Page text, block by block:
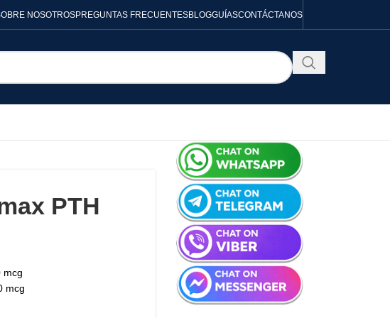
NOSOTROSPREGUNTAS FRECUENTESBLOGGUÍASCONTÁCTANOS
PTH
mcg
mcg